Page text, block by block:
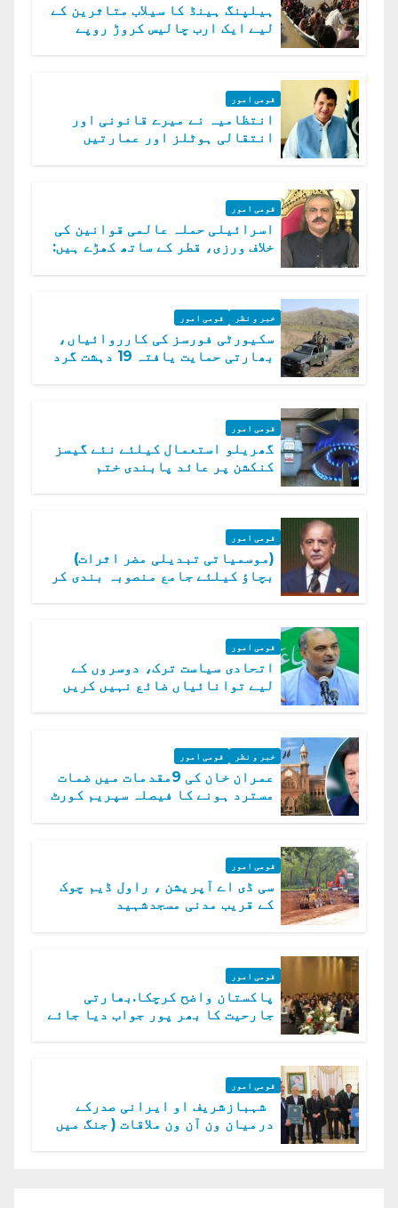
ہیلپنگ ہینڈ کا سیلاب متاثرین کے
لیے ایک ارب چالیس کروڑ روپے
قومی امور
انتظامیہ نے میرے قانونی اور
انتقالی ہوٹلز اور عمارتیں
قومی امور
اسرائیلی حملہ عالمی قوانین کی
خلاف ورزی، قطر کے ساتھ کھڑے ہیں:
خبر و نظر قومی امور
سکیورٹی فورسز کی کارروائیاں،
بھارتی حمایت یافتہ 19 دہشت گرد
قومی امور
گھریلو استعمال کیلئے نئے گیسز
کنکشن پر عائد پابندی ختم
قومی امور
(موسمیاتی تبدیلی مضر اثرات)
بچاؤ کیلئے جامع منصوبہ بندی کر
قومی امور
اتحادی سیاست ترک، دوسروں کے
لیے توانائیاں ضائع نہیں کریں
خبر و نظر قومی امور
عمران خان کی 9مقدمات میں ضمات
مسترد ہونے کا فیصلہ سپریم کورٹ
قومی امور
سی ڈی اے آپریشن ، راول ڈیم چوک
کے قریب مدنی مسجدشہید
قومی امور
پاکستان واضح کرچکا.بھارتی
جارحیت کا بھر پور جواب دیا جائے
قومی امور
شہبازشریف او ایرانی صدرکے
درمیان ون آن ون ملاقات ( جنگ میں